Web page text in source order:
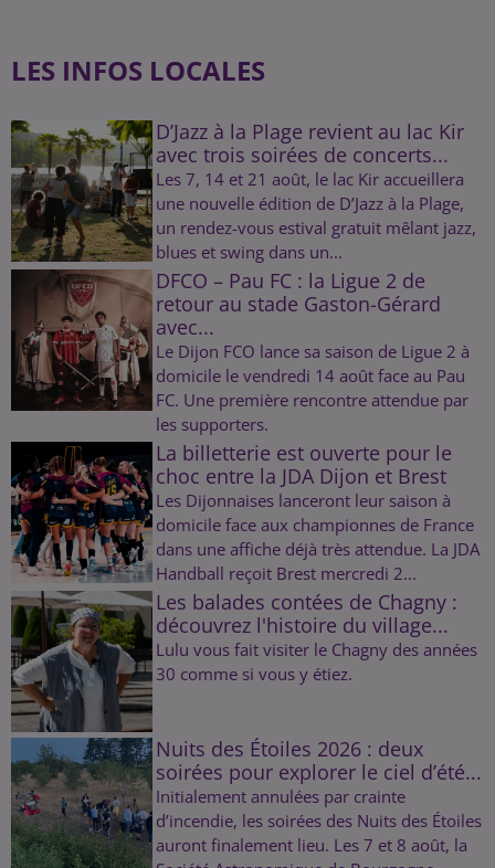
LES INFOS LOCALES
D’Jazz à la Plage revient au lac Kir
avec trois soirées de concerts...
Les 7, 14 et 21 août, le lac Kir accueillera
une nouvelle édition de D’Jazz à la Plage,
un rendez-vous estival gratuit mêlant jazz,
blues et swing dans un...
DFCO – Pau FC : la Ligue 2 de
retour au stade Gaston-Gérard
avec...
Le Dijon FCO lance sa saison de Ligue 2 à
domicile le vendredi 14 août face au Pau
FC. Une première rencontre attendue par
les supporters.
La billetterie est ouverte pour le
choc entre la JDA Dijon et Brest
Les Dijonnaises lanceront leur saison à
domicile face aux championnes de France
dans une affiche déjà très attendue. La JDA
Handball reçoit Brest mercredi 2...
Les balades contées de Chagny :
découvrez l'histoire du village...
Lulu vous fait visiter le Chagny des années
30 comme si vous y étiez.
Nuits des Étoiles 2026 : deux
soirées pour explorer le ciel d’été...
Initialement annulées par crainte
d’incendie, les soirées des Nuits des Étoiles
auront finalement lieu. Les 7 et 8 août, la